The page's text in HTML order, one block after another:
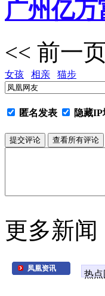
广州亿
<< 前一
女孩 相亲 猫步
匿名发表 隐藏IP
更多新闻
凤凰资讯
热点